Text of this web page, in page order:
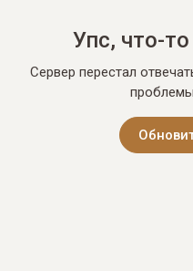
Упс, что-
Сервер перестал